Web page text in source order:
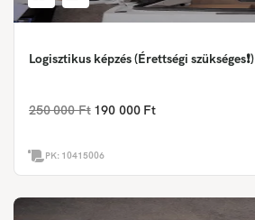
Logisztikus képzés (Érettségi szükséges❗)
250 000 Ft 190 000 Ft
PK: 10415006